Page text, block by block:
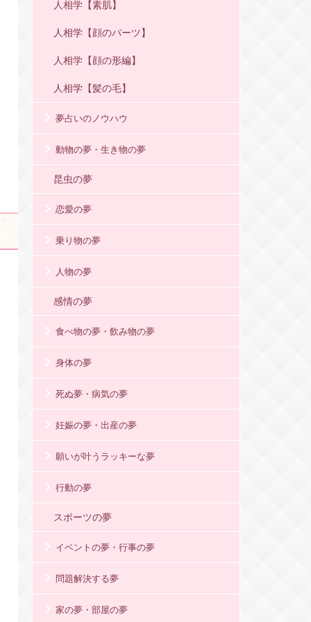
人相学【素肌】
人相学【顔のパーツ】
人相学【顔の形編】
人相学【髪の毛】
夢占いのノウハウ
動物の夢・生き物の夢
昆虫の夢
恋愛の夢
乗り物の夢
人物の夢
感情の夢
食べ物の夢・飲み物の夢
身体の夢
死ぬ夢・病気の夢
妊娠の夢・出産の夢
願いが叶うラッキーな夢
行動の夢
スポーツの夢
イベントの夢・行事の夢
問題解決する夢
家の夢・部屋の夢